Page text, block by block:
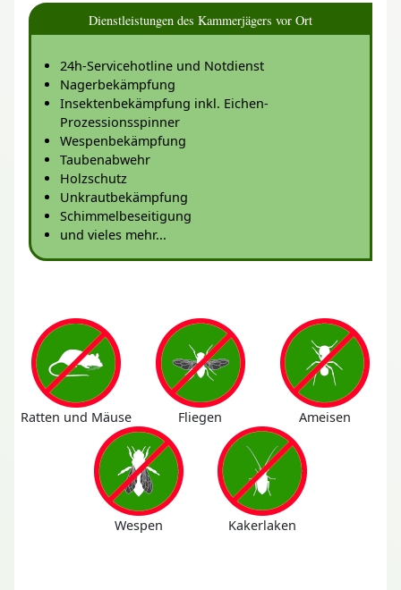
Dienstleistungen des Kammerjägers vor Ort
24h-Servicehotline und Notdienst
Nagerbekämpfung
Insektenbekämpfung inkl. Eichen-
Prozessionsspinner
Wespenbekämpfung
Taubenabwehr
Holzschutz
Unkrautbekämpfung
Schimmelbeseitigung
und vieles mehr...
Ratten und Mäuse Fliegen Ameisen
Wespen Kakerlaken